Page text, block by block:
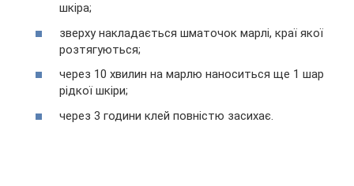
шкіра;
зверху накладається шматочок марлі, краї якої
розтягуються;
через 10 хвилин на марлю наноситься ще 1 шар
рідкої шкіри;
через 3 години клей повністю засихає.